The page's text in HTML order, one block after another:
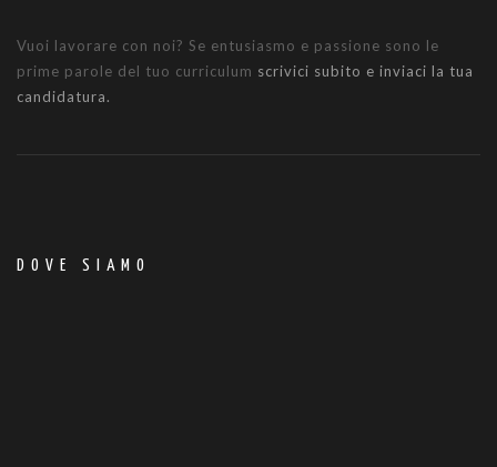
Vuoi lavorare con noi? Se entusiasmo e passione sono le
prime parole del tuo curriculum scrivici subito e inviaci la tua
candidatura.
DOVE SIAMO